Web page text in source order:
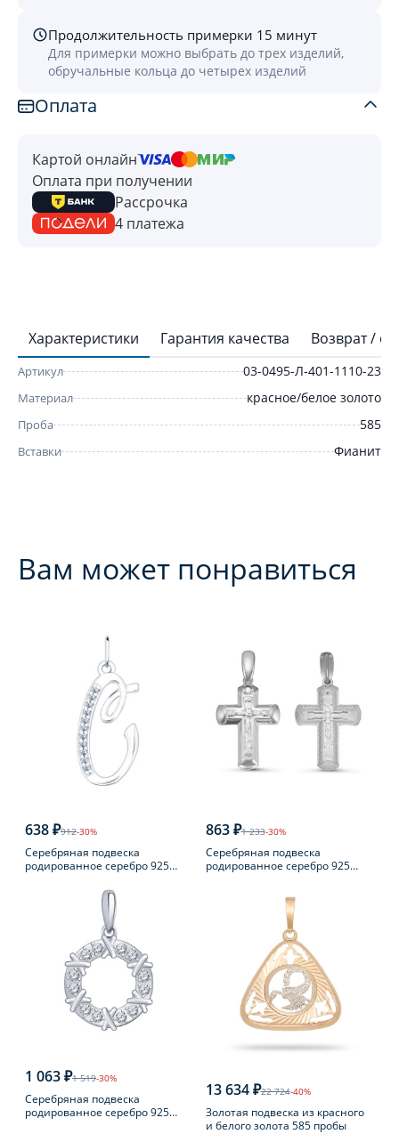
Продолжительность примерки 15 минут
Для примерки можно выбрать до трех изделий,
обручальные кольца до четырех изделий
Оплата
Картой онлайн
Оплата при получении
Рассрочка
4 платежа
Характеристики Гарантия качества Возврат /
Артикул 03-0495-Л-401-1110-23
Материал красное/белое золото
Проба 585
Вставки Фианит
Вам может понравиться
638 ₽912-30%
Серебряная подвеска
родированное серебро 925
863 ₽1 233-30%
Серебряная подвеска
родированное серебро 925
1 063 ₽1 519-30%
Серебряная подвеска
родированное серебро 925
13 634 ₽22 724-40%
Золотая подвеска из красного
и белого золота 585 пробы